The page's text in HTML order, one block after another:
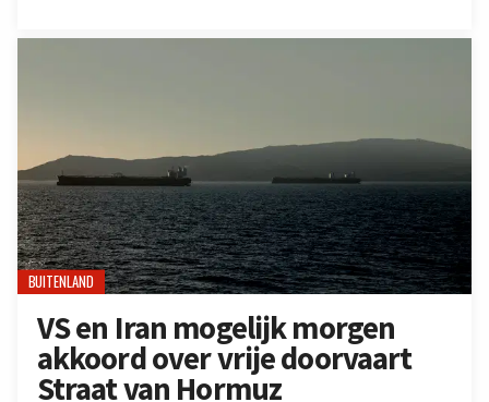
BUITENLAND
VS en Iran mogelijk morgen
akkoord over vrije doorvaart
Straat van Hormuz